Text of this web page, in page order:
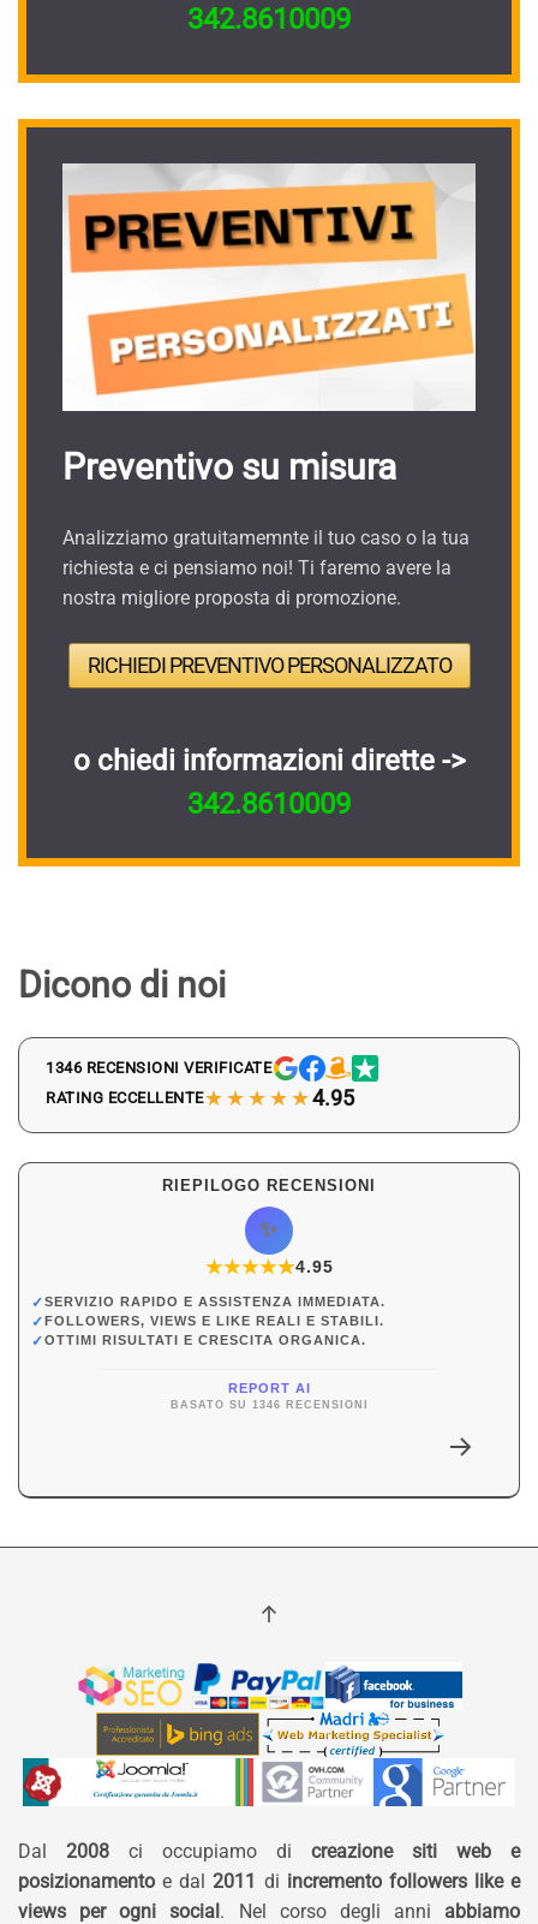
342.8610009
Preventivo su misura
Analizziamo gratuitamemnte il tuo caso o la tua
richiesta e ci pensiamo noi! Ti faremo avere la
nostra migliore proposta di promozione.
RICHIEDI PREVENTIVO PERSONALIZZATO
o chiedi informazioni dirette ->
342.8610009
Dicono di noi
1346 RECENSIONI VERIFICATE
RATING ECCELLENTE★★★★★4.95
RIEPILOGO RECENSIONI
✨
★★★★★
★4.95
✓SERVIZIO RAPIDO E ASSISTENZA IMMEDIATA.
✓FOLLOWERS, VIEWS E LIKE REALI E STABILI.
✓OTTIMI RISULTATI E CRESCITA ORGANICA.
REPORT AI
BASATO SU 1346 RECENSIONI
Dal 2008 ci occupiamo di creazione siti web e
posizionamento e dal 2011 di incremento followers like e
views per ogni social. Nel corso degli anni abbiamo